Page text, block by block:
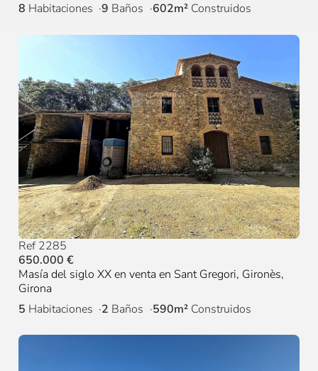
8 Habitaciones 9 Baños 602m² Construidos
Ref 2285
650.000 €
Masía del siglo XX en venta en Sant Gregori, Gironès,
Girona
5 Habitaciones 2 Baños 590m² Construidos